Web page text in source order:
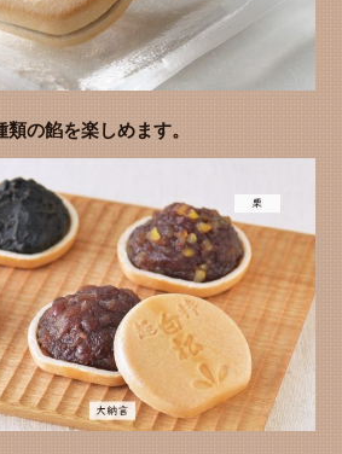
の餡を楽しめます。